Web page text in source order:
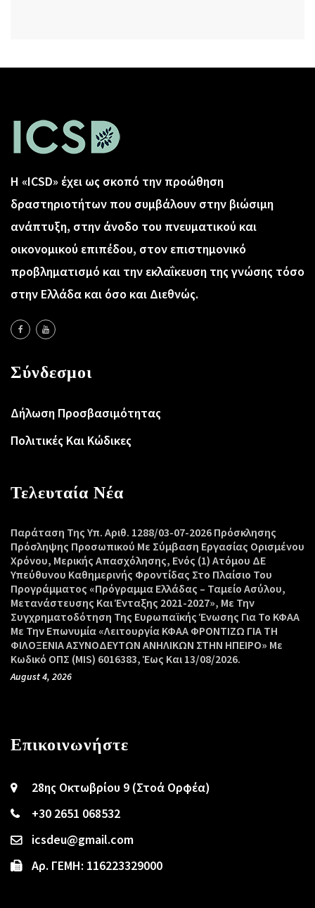
Η «ICSD» έχει ως σκοπό την προώθηση
δραστηριοτήτων που συμβάλουν στην βιώσιμη
ανάπτυξη, στην άνοδο του πνευματικού και
οικονομικού επιπέδου, στον επιστημονικό
προβληματισμό και την εκλαΐκευση της γνώσης τόσο
στην Ελλάδα και όσο και Διεθνώς.
Σύνδεσμοι
Δήλωση Προσβασιμότητας
Πολιτικές Και Κώδικες
Τελευταία Νέα
Παράταση Της Υπ. Αριθ. 1288/03-07-2026 Πρόσκλησης
Πρόσληψης Προσωπικού Με Σύμβαση Εργασίας Ορισμένου
Χρόνου, Μερικής Απασχόλησης, Ενός (1) Ατόμου ΔΕ
Υπεύθυνου Καθημερινής Φροντίδας Στο Πλαίσιο Του
Προγράμματος «Πρόγραμμα Ελλάδας – Ταμείο Ασύλου,
Μετανάστευσης Και Ένταξης 2021-2027», Με Την
Συγχρηματοδότηση Της Ευρωπαϊκής Ένωσης Για Το ΚΦΑΑ
Με Την Επωνυμία «Λειτουργία ΚΦΑΑ ΦΡΟΝΤΙΖΩ ΓΙΑ ΤΗ
ΦΙΛΟΞΕΝΙΑ ΑΣΥΝΟΔΕΥΤΩΝ ΑΝΗΛΙΚΩΝ ΣΤΗΝ ΗΠΕΙΡΟ» Με
Κωδικό ΟΠΣ (MIS) 6016383, Έως Και 13/08/2026.
August 4, 2026
Επικοινωνήστε
28ης Οκτωβρίου 9 (Στοά Ορφέα)
+30 2651 068532
icsdeu@gmail.com
Αρ. ΓΕΜΗ: 116223329000